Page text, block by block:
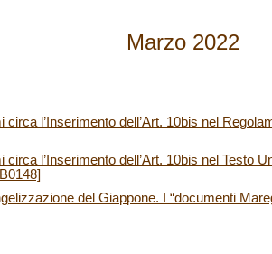
Marzo 2022
l’Inserimento dell’Art. 10bis nel
l’Inserimento dell’Art. 10bis nel Testo
del Giappone. I “documenti